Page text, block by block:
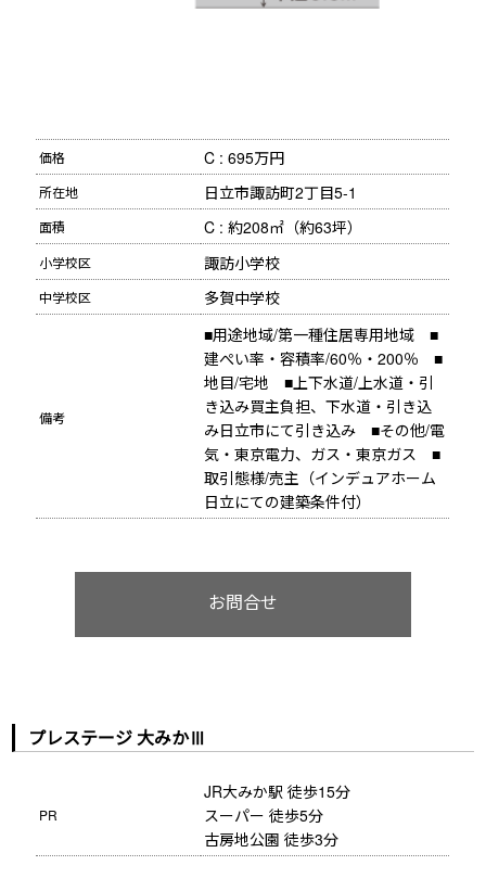
価格 C : 695万円
所在地 日立市諏訪町2丁目5-1
面積 C : 約208㎡（約63坪）
小学校区 諏訪小学校
中学校区 多賀中学校
備考
■用途地域/第一種住居専用地域　■
建ぺい率・容積率/60％・200％　■
地目/宅地　■上下水道/上水道・引
き込み買主負担、下水道・引き込
み日立市にて引き込み　■その他/電
気・東京電力、ガス・東京ガス　■
取引態様/売主（インデュアホーム
日立にての建築条件付）
お問合せ
プレステージ 大みかⅢ
PR
JR大みか駅 徒歩15分
スーパー 徒歩5分
古房地公園 徒歩3分